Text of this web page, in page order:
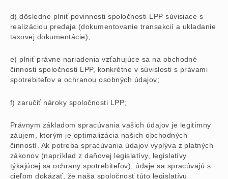
d) dôsledne plniť povinnosti spoločnosti LPP súvisiace s
realizáciou predaja (dokumentovanie transakcií a ukladanie
taxovej dokumentácie);
e) plniť právne nariadenia vzťahujúce sa na obchodné
činnosti spoločnosti LPP, konkrétne v súvislosti s právami
spotrebiteľov a ochranou osobných údajov;
f) zaručiť nároky spoločnosti LPP;
Právnym základom spracúvania vašich údajov je legitímny
záujem, ktorým je optimalizácia našich obchodných
činností. Ak potreba spracúvania údajov vyplýva z platných
zákonov (napríklad z daňovej legislatívy, legislatívy
týkajúcej sa ochrany spotrebiteľov), údaje sa spracúvajú s
cieľom dokázať, že naša spoločnosť túto legislatívu